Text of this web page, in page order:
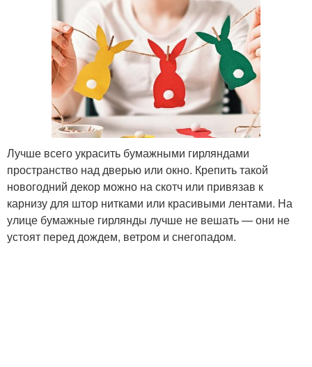
Лучше всего украсить бумажными гирляндами
пространство над дверью или окно. Крепить такой
новогодний декор можно на скотч или привязав к
карнизу для штор нитками или красивыми лентами. На
улице бумажные гирлянды лучше не вешать — они не
устоят перед дождем, ветром и снегопадом.